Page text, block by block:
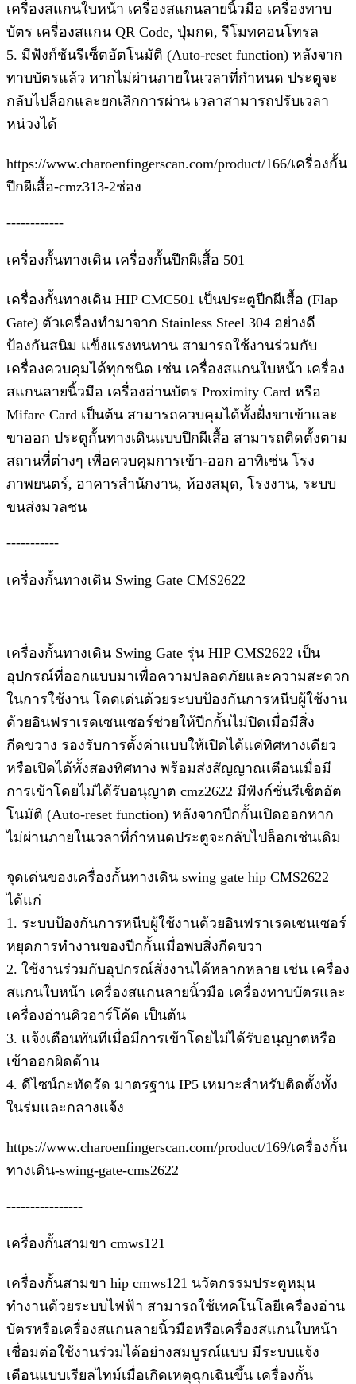
เครื่องสแกนใบหน้า เครื่องสแกนลายนิ้วมือ เครื่องทาบ
บัตร เครื่องสแกน QR Code, ปุ่มกด, รีโมทคอนโทรล
5. มีฟังก์ชันรีเซ็ตอัตโนมัติ (Auto-reset function) หลังจาก
ทาบบัตรแล้ว หากไม่ผ่านภายในเวลาที่กำหนด ประตูจะ
กลับไปล็อกและยกเลิกการผ่าน เวลาสามารถปรับเวลา
หน่วงได้
https://www.charoenfingerscan.com/product/166/เครื่องกั้น
ปีกผีเสื้อ-cmz313-2ช่อง
------------
เครื่องกั้นทางเดิน เครื่องกั้นปีกผีเสื้อ 501
เครื่องกั้นทางเดิน HIP CMC501 เป็นประตูปีกผีเสื้อ (Flap
Gate) ตัวเครื่องทำมาจาก Stainless Steel 304 อย่างดี
ป้องกันสนิม แข็งแรงทนทาน สามารถใช้งานร่วมกับ
เครื่องควบคุมได้ทุกชนิด เช่น เครื่องสแกนใบหน้า เครื่อง
สแกนลายนิ้วมือ เครื่องอ่านบัตร Proximity Card หรือ
Mifare Card เป็นต้น สามารถควบคุมได้ทั้งฝั่งขาเข้าและ
ขาออก ประตูกั้นทางเดินแบบปีกผีเสื้อ สามารถติดตั้งตาม
สถานที่ต่างๆ เพื่อควบคุมการเข้า-ออก อาทิเช่น โรง
ภาพยนตร์, อาคารสำนักงาน, ห้องสมุด, โรงงาน, ระบบ
ขนส่งมวลชน
-----------
เครื่องกั้นทางเดิน Swing Gate CMS2622
เครื่องกั้นทางเดิน Swing Gate รุ่น HIP CMS2622 เป็น
อุปกรณ์ที่ออกแบบมาเพื่อความปลอดภัยและความสะดวก
ในการใช้งาน โดดเด่นด้วยระบบป้องกันการหนีบผู้ใช้งาน
ด้วยอินฟราเรดเซนเซอร์ช่วยให้ปีกกั้นไม่ปิดเมื่อมีสิ่ง
กีดขวาง รองรับการตั้งค่าแบบให้เปิดได้แค่ทิศทางเดียว
หรือเปิดได้ทั้งสองทิศทาง พร้อมส่งสัญญาณเตือนเมื่อมี
การเข้าโดยไม่ได้รับอนุญาต cmz2622 มีฟังก์ชั่นรีเซ็ตอัต
โนมัติ (Auto-reset function) หลังจากปีกกั้นเปิดออกหาก
ไม่ผ่านภายในเวลาที่กำหนดประตูจะกลับไปล็อกเช่นเดิม
จุดเด่นของเครื่องกั้นทางเดิน swing gate hip CMS2622
ได้แก่
1. ระบบป้องกันการหนีบผู้ใช้งานด้วยอินฟราเรดเซนเซอร์
หยุดการทำงานของปีกกั้นเมื่อพบสิ่งกีดขวา
2. ใช้งานร่วมกับอุปกรณ์สั่งงานได้หลากหลาย เช่น เครื่อง
สแกนใบหน้า เครื่องสแกนลายนิ้วมือ เครื่องทาบบัตรและ
เครื่องอ่านคิวอาร์โค้ด เป็นต้น
3. แจ้งเตือนทันทีเมื่อมีการเข้าโดยไม่ได้รับอนุญาตหรือ
เข้าออกผิดด้าน
4. ดีไซน์กะทัดรัด มาตรฐาน IP5 เหมาะสำหรับติดตั้งทั้ง
ในร่มและกลางแจ้ง
https://www.charoenfingerscan.com/product/169/เครื่องกั้น
ทางเดิน-swing-gate-cms2622
----------------
เครื่องกั้นสามขา cmws121
เครื่องกั้นสามขา hip cmws121 นวัตกรรมประตูหมุน
ทำงานด้วยระบบไฟฟ้า สามารถใช้เทคโนโลยีเครื่องอ่าน
บัตรหรือเครื่องสแกนลายนิ้วมือหรือเครื่องสแกนใบหน้า
เชื่อมต่อใช้งานร่วมได้อย่างสมบูรณ์แบบ มีระบบแจ้ง
เตือนแบบเรียลไทม์เมื่อเกิดเหตุฉุกเฉินขึ้น เครื่องกั้น